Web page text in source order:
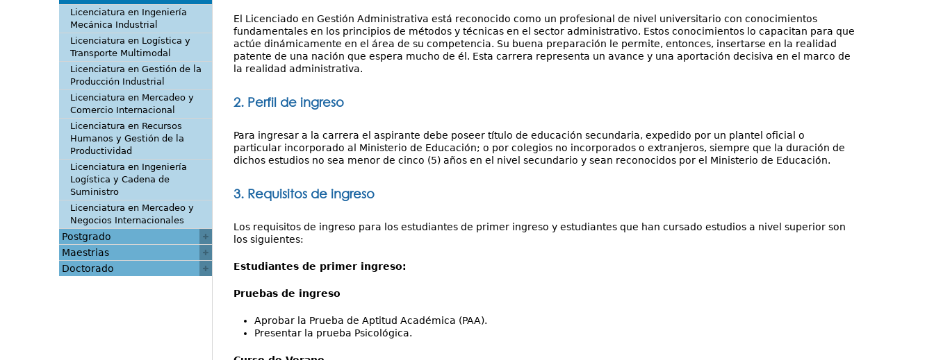
El Licenciado en Gestión Administrativa está reconocido como un profesional de nivel universitario con conocimientos
fundamentales en los principios de métodos y técnicas en el sector administrativo. Estos conocimientos lo capacitan para que
actúe dinámicamente en el área de su competencia. Su buena preparación le permite, entonces, insertarse en la realidad
patente de una nación que espera mucho de él. Esta carrera representa un avance y una aportación decisiva en el marco de
la realidad administrativa.
2. Perfil de ingreso
Para ingresar a la carrera el aspirante debe poseer título de educación secundaria, expedido por un plantel oficial o
particular incorporado al Ministerio de Educación; o por colegios no incorporados o extranjeros, siempre que la duración de
dichos estudios no sea menor de cinco (5) años en el nivel secundario y sean reconocidos por el Ministerio de Educación.
3. Requisitos de ingreso
Los requisitos de ingreso para los estudiantes de primer ingreso y estudiantes que han cursado estudios a nivel superior son
los siguientes:
Estudiantes de primer ingreso:
Pruebas de ingreso
Aprobar la Prueba de Aptitud Académica (PAA).
Presentar la prueba Psicológica.
Licenciatura en Ingeniería
Mecánica Industrial
Licenciatura en Logística y
Transporte Multimodal
Licenciatura en Gestión de la
Producción Industrial
Licenciatura en Mercadeo y
Comercio Internacional
Licenciatura en Recursos
Humanos y Gestión de la
Productividad
Licenciatura en Ingeniería
Logística y Cadena de
Suministro
Licenciatura en Mercadeo y
Negocios Internacionales
Postgrado
Maestrias
Doctorado